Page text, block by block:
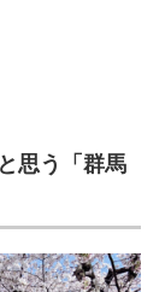
思う「群馬